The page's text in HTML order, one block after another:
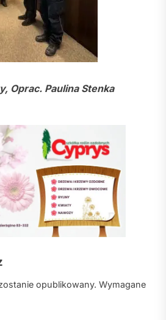
Oprac. Paulina Stenka
opublikowany. Wymagane